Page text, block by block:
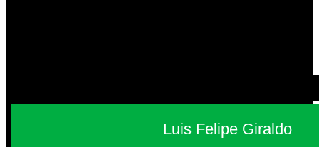
Luis Felipe Giraldo